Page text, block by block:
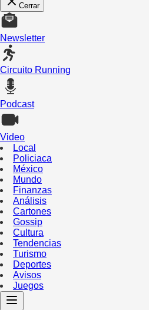
Cerrar
Newsletter
Circuito Running
Podcast
Video
Local
Policiaca
México
Mundo
Finanzas
Análisis
Cartones
Gossip
Cultura
Tendencias
Turismo
Deportes
Avisos
Juegos